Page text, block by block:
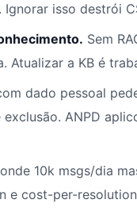
isso destrói
Sem
Atualizar a KB é
dado pessoal
ANPD
10k msgs/dia
e cost-per-